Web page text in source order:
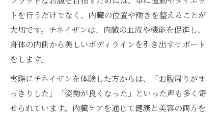
トを行うだけでなく、内臓の位置や働きを整えることが
大切です。チネイザンは、内臓の血流や機能を促進し、
身体の内側から美しいボディラインを引き出すサポート
をします。
実際にチネイザンを体験した方からは、「お腹周りがす
っきりした」「姿勢が良くなった」といった声も多く寄
せられています。内臓ケアを通じて健康と美容の両方を